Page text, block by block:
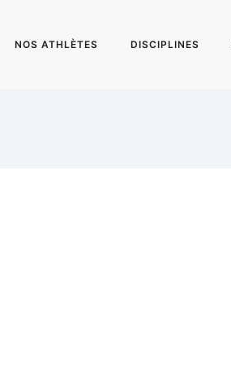
NOS ATHLÈTES DISCIPLINES